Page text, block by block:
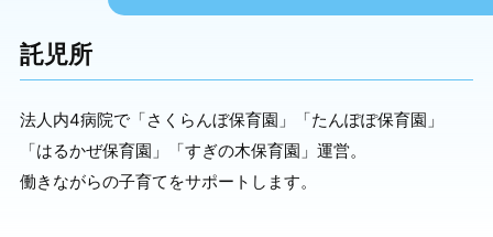
託児所
法人内4病院で「さくらんぼ保育園」「たんぽぽ保育園」
「はるかぜ保育園」「すぎの木保育園」運営。
働きながらの子育てをサポートします。